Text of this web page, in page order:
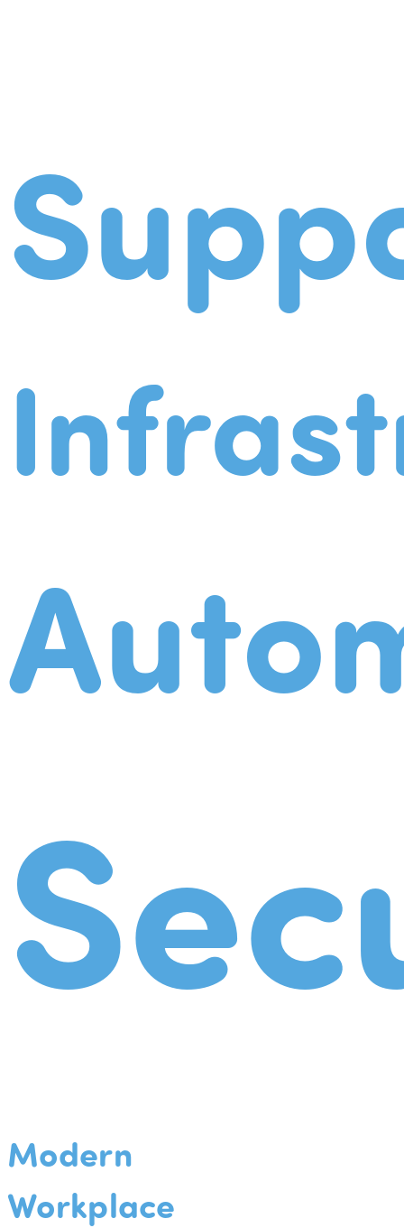
Modern
Workplace